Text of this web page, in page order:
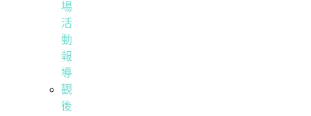
場
活
動
報
導
觀
後